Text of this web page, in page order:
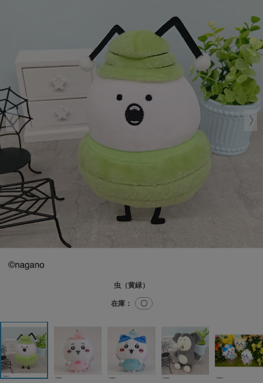
虫（黄緑）
在庫： 〇